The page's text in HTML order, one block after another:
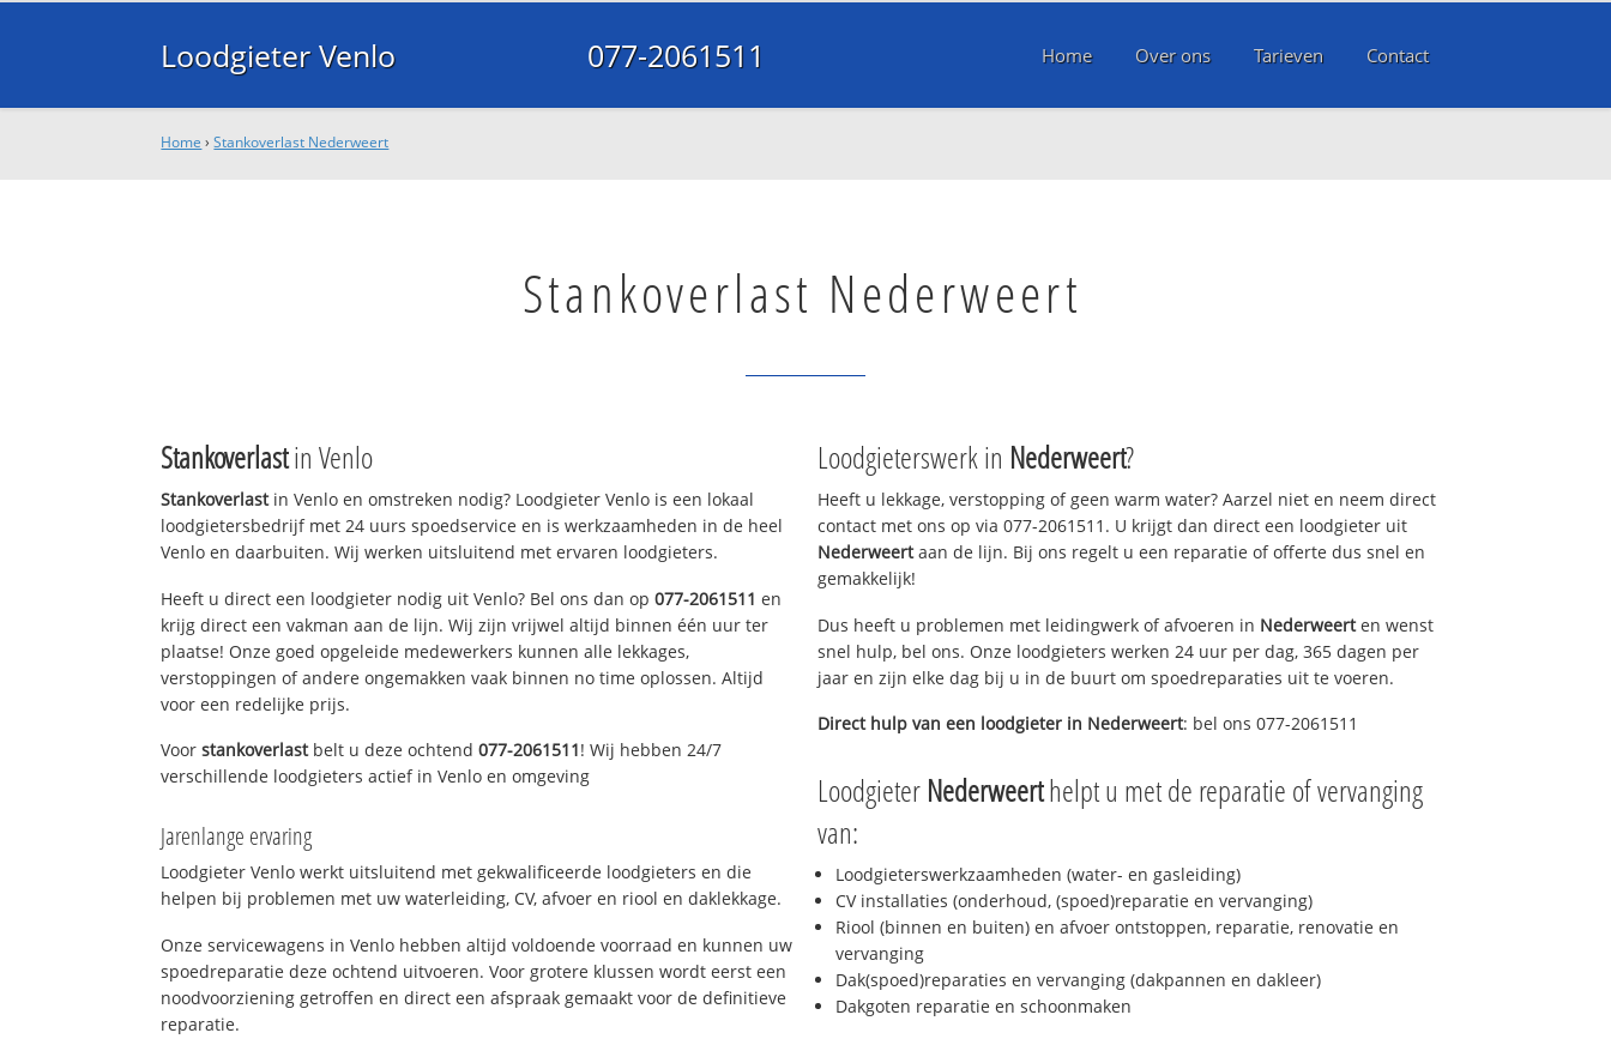
Loodgieter Venlo 077-2061511 Home Over ons Tarieven Contact
Home ›Stankoverlast Nederweert
Stankoverlast Nederweert
Stankoverlastin Venlo
Stankoverlastin Venlo en omstreken nodig? Loodgieter Venlo is een lokaal
loodgietersbedrijf met 24 uurs spoedservice en is werkzaamheden in de heel
Venlo en daarbuiten. Wij werken uitsluitend met ervaren loodgieters.
Heeft u direct een loodgieter nodig uit Venlo? Bel ons dan op077-2061511 en
krijg direct een vakman aan de lijn. Wij zijn vrijwel altijd binnen één uur ter
plaatse! Onze goed opgeleide medewerkers kunnen alle lekkages,
verstoppingen of andere ongemakken vaak binnen no time oplossen. Altijd
voor een redelijke prijs.
Voorstankoverlastbelt u deze ochtend077-2061511! Wij hebben 24/7
verschillende loodgieters actief in Venlo en omgeving
Jarenlange ervaring
Loodgieter Venlo werkt uitsluitend met gekwalificeerde loodgieters en die
helpen bij problemen met uw waterleiding, CV, afvoer en riool en daklekkage.
Onze servicewagens in Venlo hebben altijd voldoende voorraad en kunnen uw
spoedreparatie deze ochtend uitvoeren. Voor grotere klussen wordt eerst een
noodvoorziening getroffen en direct een afspraak gemaakt voor de definitieve
reparatie.
Loodgieterswerk in Nederweert?
Heeft u lekkage, verstopping of geen warm water? Aarzel niet en neem direct
contact met ons op via 077-2061511. U krijgt dan direct een loodgieter uit
Nederweertaan de lijn. Bij ons regelt u een reparatie of offerte dus snel en
gemakkelijk!
Dus heeft u problemen met leidingwerk of afvoeren in Nederweerten wenst
snel hulp, bel ons. Onze loodgieters werken 24 uur per dag, 365 dagen per
jaar en zijn elke dag bij u in de buurt om spoedreparaties uit te voeren.
Direct hulp van een loodgieter in Nederweert: bel ons 077-2061511
Loodgieter Nederweerthelpt u met de reparatie of vervanging
van:
Loodgieterswerkzaamheden (water- en gasleiding)
CV installaties (onderhoud, (spoed)reparatie en vervanging)
Riool (binnen en buiten) en afvoer ontstoppen, reparatie, renovatie en
vervanging
Dak(spoed)reparaties en vervanging (dakpannen en dakleer)
Dakgoten reparatie en schoonmaken